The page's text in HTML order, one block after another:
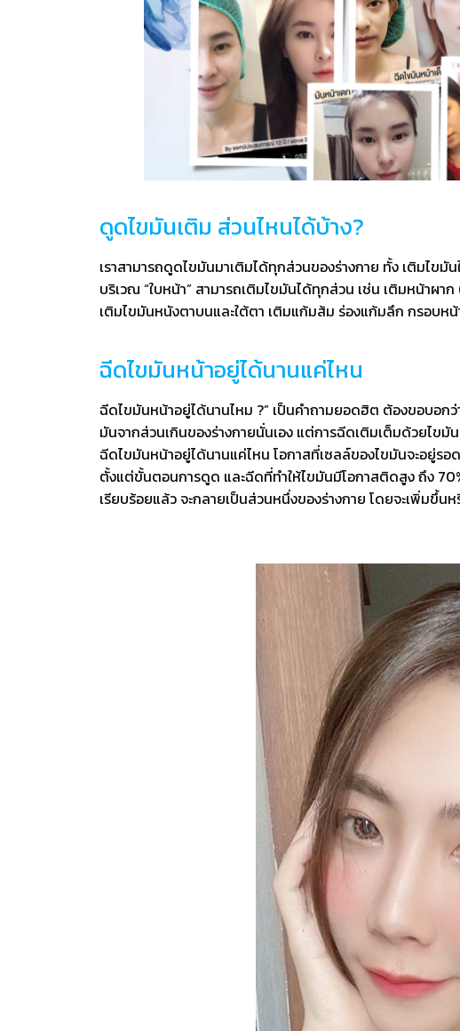
ดูดไขมันเติม ส่วนไหนได้บ้าง?
เราสามารถดูดไขมันมาเติมได้ทุกส่วนของร่างกาย ทั้ง เติมไข
บริเวณ “ใบหน้า” สามารถเติมไขมันได้ทุกส่วน เช่น เติมหน้าผา
เติมไขมันหนังตาบนและใต้ตา เติมแก้มส้ม ร่องแก้มลึก กรอบห
ฉีดไขมันหน้าอยู่ได้นานแค่ไหน
ฉีดไขมันหน้าอยู่ได้นานไหม ?” เป็นคำถามยอดฮิต ต้องขอบอกว่
มันจากส่วนเกินของร่างกายนั่นเอง แต่การฉีดเติมเต็มด้วยไข
ฉีดไขมันหน้าอยู่ได้นานแค่ไหน โอกาสที่เซลล์ของไขมันจะอยู่
ตั้งแต่ขั้นตอนการดูด และฉีดที่ทำให้ไขมันมีโอกาสติดสูง ถึง
เรียบร้อยแล้ว จะกลายเป็นส่วนหนึ่งของร่างกาย โดยจะเพิ่ม